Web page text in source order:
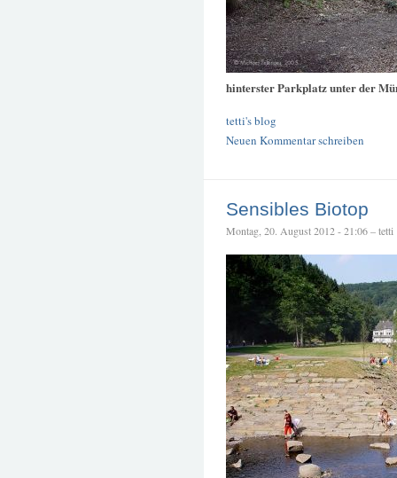
hinterster Parkplatz unter der
tetti's blog
Neuen Kommentar schreiben
Sensibles Biotop
Montag, 20. August 2012 - 21:06 – tetti